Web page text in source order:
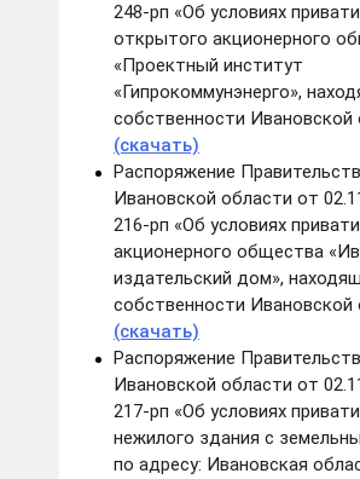
248-рп «Об условиях
открытого акционерного
«Проектный институт
«Гипрокоммунэнерго»,
собственности Ивановской
(скачать)
Распоряжение
Ивановской области от
216-рп «Об условиях
акционерного общества
издательский дом»,
собственности Ивановской
(скачать)
Распоряжение
Ивановской области от
217-рп «Об условиях
нежилого здания с
по адресу: Ивановская